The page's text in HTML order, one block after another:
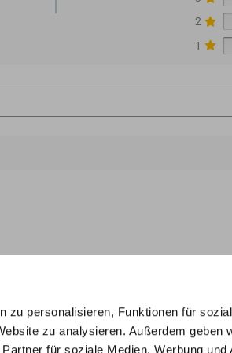
zu personalisieren, Funktionen für
zu analysieren. Außerdem geben
für soziale Medien, Werbung und
2
1
ganz nach Ihren